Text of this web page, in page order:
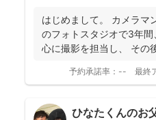
はじめまして。 カメラマ
のフォトスタジオで3年
心に撮影を担当し、 その
予約承諾率： -- 最終
ひなたくんのお